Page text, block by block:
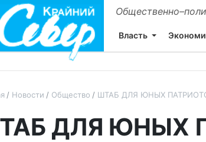
Власть
Новости Общество ШТАБ ДЛЯ ЮНЫХ
ДЛЯ ЮНЫХ